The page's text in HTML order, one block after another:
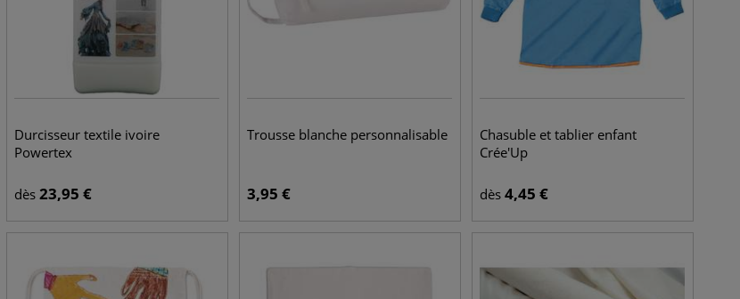
Durcisseur textile ivoire
Powertex
dès 23,95 €
Trousse blanche personnalisable
3,95 €
Chasuble et tablier enfant
Crée'Up
dès 4,45 €